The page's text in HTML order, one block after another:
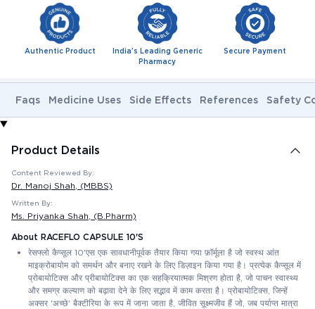
Authentic Product
India's Leading Generic
Pharmacy
Secure Payment
Faqs Medicine Uses Side Effects References Safety
Product Details
Content Reviewed By:
Dr. Manoj Shah , (MBBS)
Written By:
Ms. Priyanka Shah , (B.Pharm)
About RACEFLO CAPSULE 10'S
रेसफ्लो कैप्सूल 10'एस एक सावधानीपूर्वक तैयार किया गया फ़ॉर्मूला है जो स्वस्थ आंत
माइक्रोबायोम को समर्थन और बनाए रखने के लिए डिज़ाइन किया गया है। प्रत्येक कैप्सूल में
प्रोबायोटिक्स और प्रीबायोटिक्स का एक सहक्रियात्मक मिश्रण होता है, जो पाचन स्वास्थ्य
और समग्र कल्याण को बढ़ावा देने के लिए सद्भाव में काम करता है। प्रोबायोटिक्स, जिन्हें
अक्सर 'अच्छे' बैक्टीरिया के रूप में जाना जाता है, जीवित सूक्ष्मजीव हैं जो, जब पर्याप्त मात्रा